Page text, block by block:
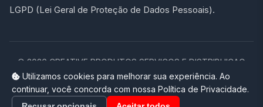
LGPD (Lei Geral de Proteção de Dados Pessoais).
© 2026 CREATIVE PRODUTOS SERVICOS E DISTRIBUICAO
LTDA - 47.273.900/0001-76. Todos os direitos reservados.
Loja completa desenvolvida por Promptor
Utilizamos cookies para melhorar sua experiência. Ao
continuar, você concorda com nossa Política de Privacidade.